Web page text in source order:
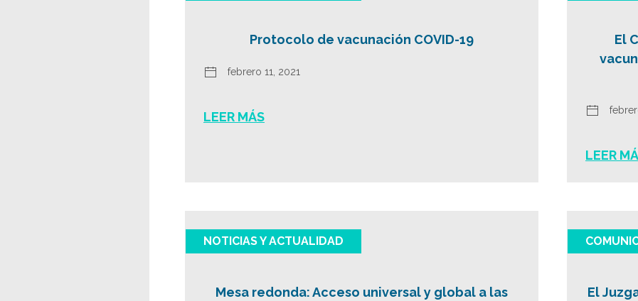
Protocolo de vacunación COVID-19
febrero 11, 2021
LEER MÁS
El
LEER
NOTICIAS Y ACTUALIDAD
Mesa redonda: Acceso universal y global a las El